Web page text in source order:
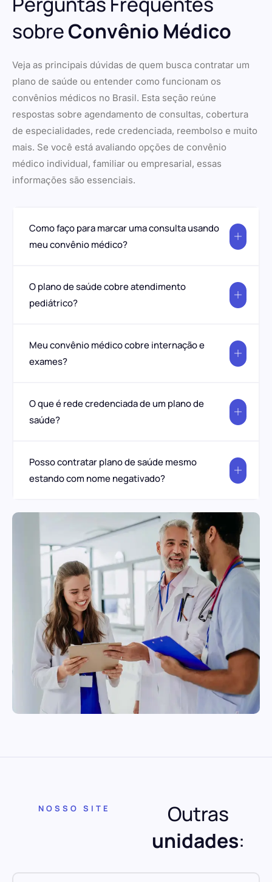
sobreConvênio Médico
Veja as principais dúvidas de quem busca contratar um
plano de saúde ou entender como funcionam os
convênios médicos no Brasil. Esta seção reúne
respostas sobre agendamento de consultas, cobertura
de especialidades, rede credenciada, reembolso e muito
mais. Se você está avaliando opções de convênio
médico individual, familiar ou empresarial, essas
informações são essenciais.
Como faço para marcar uma consulta usando
meu convênio médico?
O plano de saúde cobre atendimento
pediátrico?
Meu convênio médico cobre internação e
exames?
O que é rede credenciada de um plano de
saúde?
Posso contratar plano de saúde mesmo
estando com nome negativado?
NOSSO SITE
Outras
unidades: